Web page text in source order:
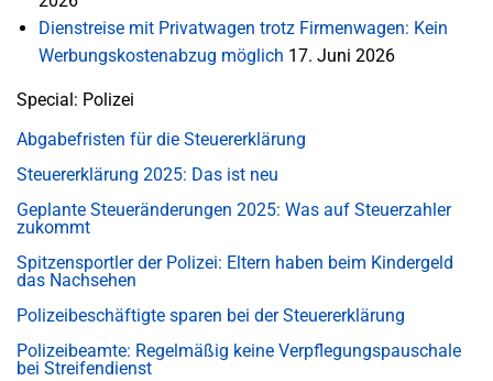
Dienstreise mit Privatwagen trotz Firmenwagen: Kein
Werbungskostenabzug möglich 17. Juni 2026
Special: Polizei
Abgabefristen für die Steuererklärung
Steuererklärung 2025: Das ist neu
Geplante Steueränderungen 2025: Was auf Steuerzahler
zukommt
Spitzensportler der Polizei: Eltern haben beim Kindergeld
das Nachsehen
Polizeibeschäftigte sparen bei der Steuererklärung
Polizeibeamte: Regelmäßig keine Verpflegungspauschale
bei Streifendienst